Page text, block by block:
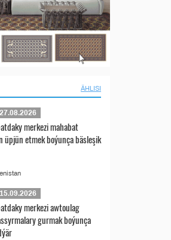
ÄHLISI
27.08.2026
merkezi mahabat
üpjün etmek boýunça bäsleşik
15.09.2026
merkezi awtoulag
gurmak boýunça